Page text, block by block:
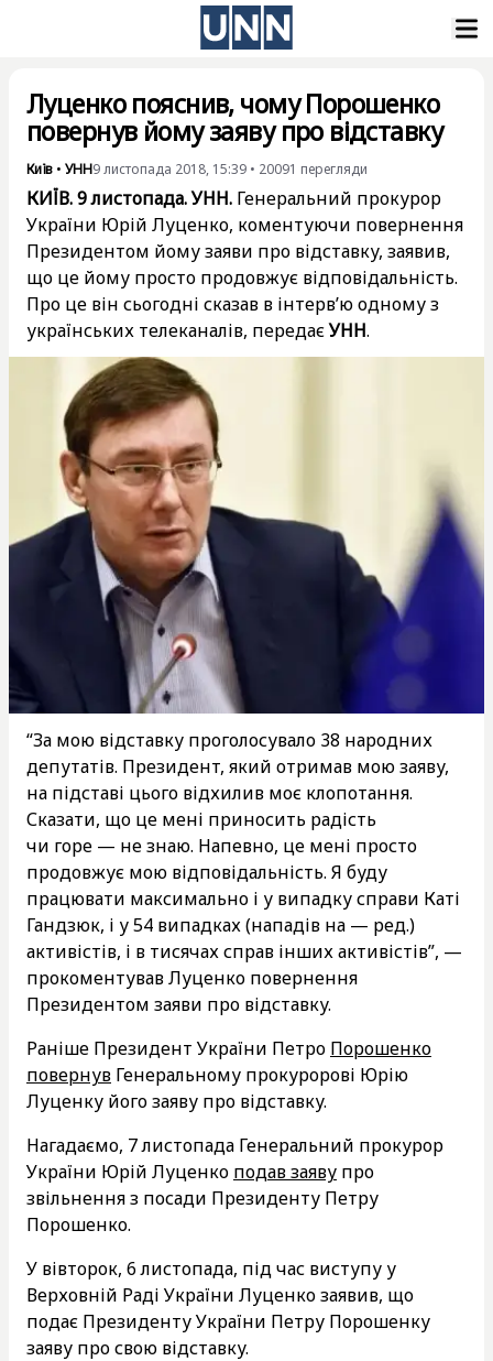
Луценко пояснив, чому Порошенко
повернув йому заяву про відставку
Київ • УНН9 листопада 2018, 15:39 • 20091 перегляди
КИЇВ. 9 листопада. УНН. Генеральний прокурор
України Юрій Луценко, коментуючи повернення
Президентом йому заяви про відставку, заявив,
що це йому просто продовжує відповідальність.
Про це він сьогодні сказав в інтерв’ю одному з
українських телеканалів, передаєУНН.
“За мою відставку проголосувало 38 народних
депутатів. Президент, який отримав мою заяву,
на підставі цього відхилив моє клопотання.
Сказати, що це мені приносить радість
чи горе — не знаю. Напевно, це мені просто
продовжує мою відповідальність. Я буду
працювати максимально і у випадку справи Каті
Гандзюк, і у 54 випадках (нападів на — ред.)
активістів, і в тисячах справ інших активістів”, —
прокоментував Луценко повернення
Президентом заяви про відставку.
Раніше Президент України Петро Порошенко
повернув Генеральному прокуророві Юрію
Луценку його заяву про відставку.
Нагадаємо, 7 листопада Генеральний прокурор
України Юрій Луценко подав заяву про
звільнення з посади Президенту Петру
Порошенко.
У вівторок, 6 листопада, під час виступу у
Верховній Раді України Луценко заявив, що
подає Президенту України Петру Порошенку
заяву про свою відставку.